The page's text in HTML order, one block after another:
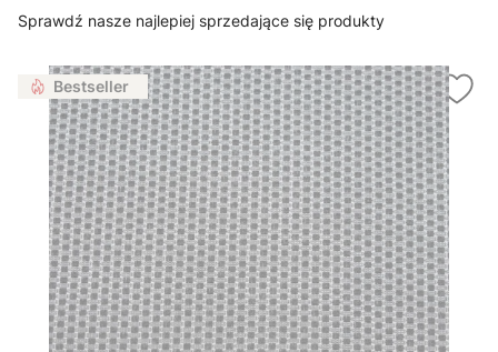
Sprawdź nasze najlepiej sprzedające się produkty
Bestseller